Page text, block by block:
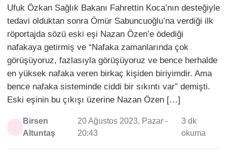
Ufuk Özkan Sağlık Bakanı Fahrettin Koca’nın desteğiyle
tedavi olduktan sonra Ömür Sabuncuoğlu’na verdiği ilk
röportajda sözü eski eşi Nazan Özen’e ödediği
nafakaya getirmiş ve “Nafaka zamanlarında çok
görüşüyoruz, fazlasıyla görüşüyoruz ve bence herhalde
en yüksek nafaka veren birkaç kişiden biriyimdir. Ama
bence nafaka sisteminde ciddi bir sıkıntı var” demişti.
Eski eşinin bu çıkışı üzerine Nazan Özen […]
Birsen
Altuntaş
20 Ağustos 2023, Pazar -
20:43
3 dk
okuma